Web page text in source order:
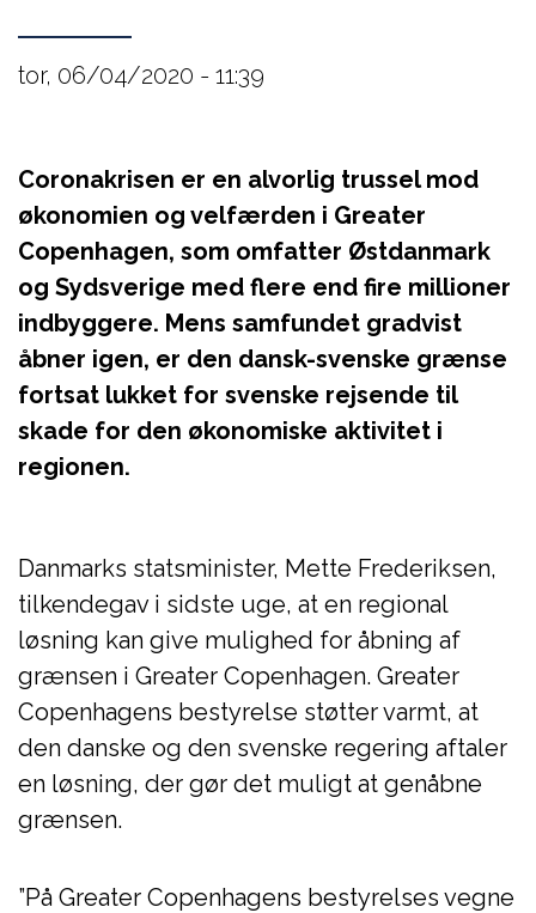
tor, 06/04/2020 - 11:39
Coronakrisen er en alvorlig trussel mod
økonomien og velfærden i Greater
Copenhagen, som omfatter Østdanmark
og Sydsverige med flere end fire millioner
indbyggere. Mens samfundet gradvist
åbner igen, er den dansk-svenske grænse
fortsat lukket for svenske rejsende til
skade for den økonomiske aktivitet i
regionen.
Danmarks statsminister, Mette Frederiksen,
tilkendegav i sidste uge, at en regional
løsning kan give mulighed for åbning af
grænsen i Greater Copenhagen. Greater
Copenhagens bestyrelse støtter varmt, at
den danske og den svenske regering aftaler
en løsning, der gør det muligt at genåbne
grænsen.
”På Greater Copenhagens bestyrelses vegne